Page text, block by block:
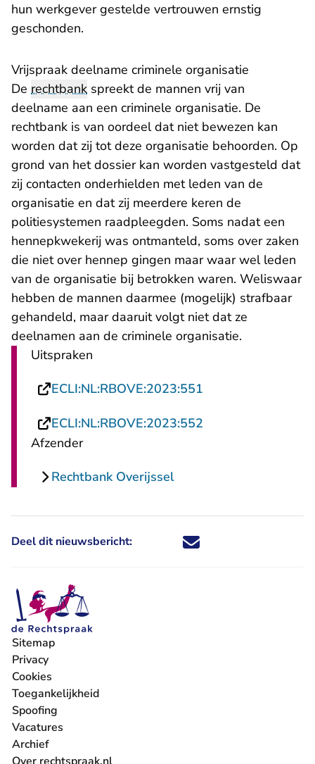
hun werkgever gestelde vertrouwen ernstig
geschonden.
Vrijspraak deelname criminele organisatie
De rechtbank spreekt de mannen vrij van
deelname aan een criminele organisatie. De
rechtbank is van oordeel dat niet bewezen kan
worden dat zij tot deze organisatie behoorden. Op
grond van het dossier kan worden vastgesteld dat
zij contacten onderhielden met leden van de
organisatie en dat zij meerdere keren de
politiesystemen raadpleegden. Soms nadat een
hennepkwekerij was ontmanteld, soms over zaken
die niet over hennep gingen maar waar wel leden
van de organisatie bij betrokken waren. Weliswaar
hebben de mannen daarmee (mogelijk) strafbaar
gehandeld, maar daaruit volgt niet dat ze
deelnamen aan de criminele organisatie.
Uitspraken
ECLI:NL:RBOVE:2023:551
ECLI:NL:RBOVE:2023:552
Afzender
Rechtbank Overijssel
Deel dit nieuwsbericht: Deel dit nieuwsbericht via X -
Deel dit nieuwsbericht via
Deel dit nieuwsbericht
Deel dit
Sitemap
Privacy
Cookies
Toegankelijkheid
Spoofing
Vacatures
- U verlaat Rechtspraak.nl
Archief